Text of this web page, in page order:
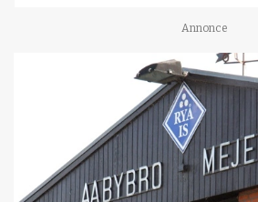
Annonce